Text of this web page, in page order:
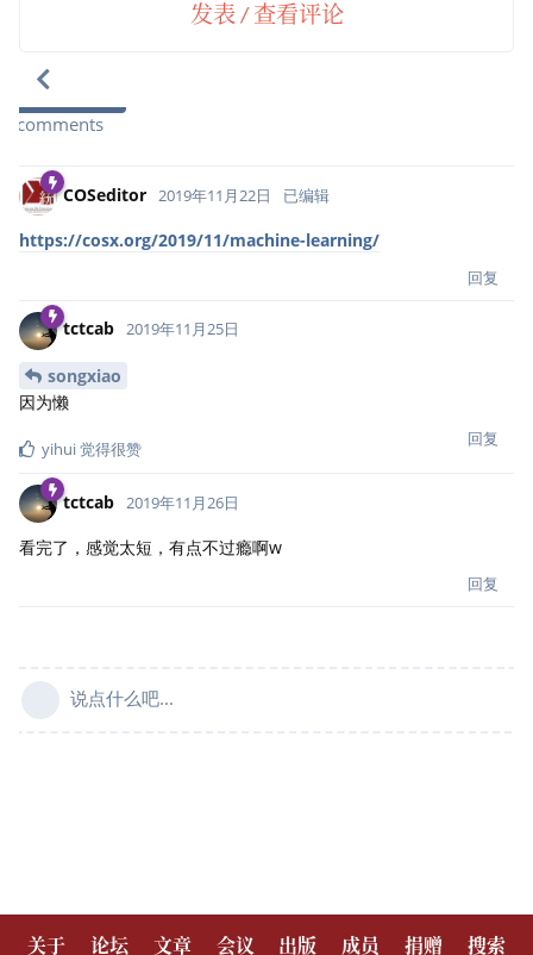
发表 / 查看评论
关于 论坛 文章 会议 出版 成员 捐赠 搜索